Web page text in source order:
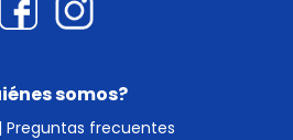
somos?
| Preguntas frecuentes